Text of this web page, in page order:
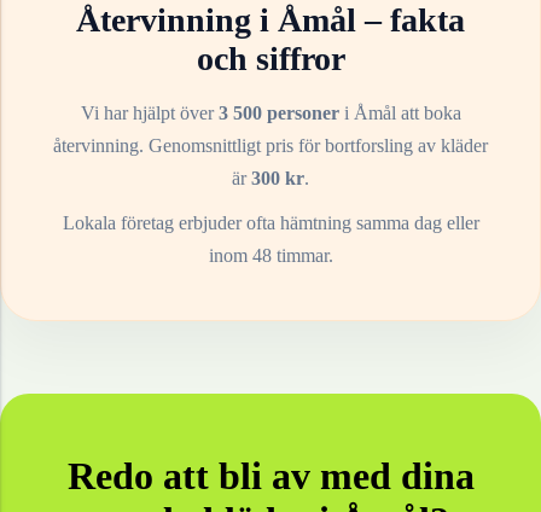
Återvinning i Åmål– fakta
och siffror
Vi har hjälpt över3 500 personeri Åmål att boka
återvinning. Genomsnittligt pris för bortforsling av kläder
är300 kr.
Lokala företag erbjuder ofta hämtning samma dag eller
inom 48 timmar.
Redo att bli av med dina